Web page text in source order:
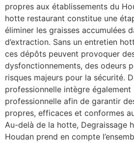
propres aux établissements du
hotte restaurant constitue une
éliminer les graisses accumulées
d’extraction. Sans un entretien
ces dépôts peuvent provoquer
dysfonctionnements, des odeurs
risques majeurs pour la sécurité.
professionnelle intègre
professionnelle afin de garantir
propres, efficaces et conformes
Au-delà de la hotte, Degraissage
Houdan prend en compte